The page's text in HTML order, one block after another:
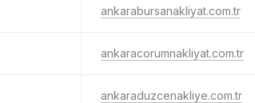
ankarabursanakliyat.com.tr
ankaracorumnakliyat.com.tr
ankaraduzcenakliye.com.tr